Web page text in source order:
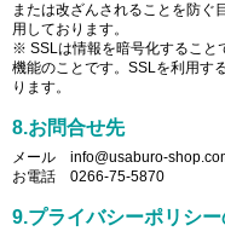
または改ざんされることを防ぐ
用しております。
※ SSLは情報を暗号化すること
機能のことです。SSLを利用す
ります。
8.お問合せ先
メール info@usaburo-
お電話 0266-75-5870
9.プライバシーポリシ